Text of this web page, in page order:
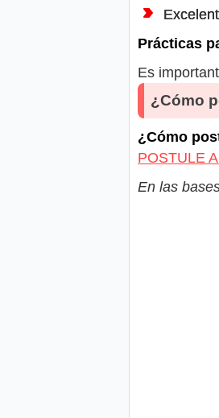
Prácticas
Es
¿Cómo
¿Cómo
POSTULE
En las